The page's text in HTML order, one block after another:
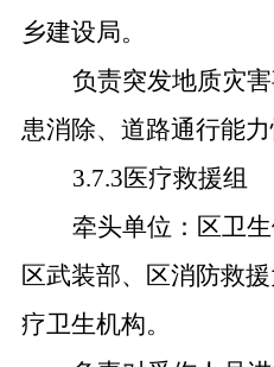
乡建设局。
负责突发地质灾
患消除、道路通行能力
3.7.3医疗救援组
牵头单位：区卫
区武装部、区消防救
疗卫生机构。